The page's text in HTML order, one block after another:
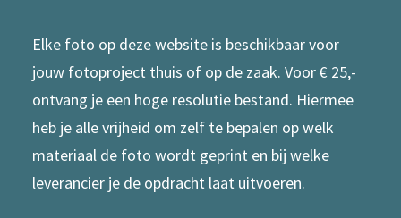
Elke foto op deze website is beschikbaar voor
jouw fotoproject thuis of op de zaak. Voor € 25,-
ontvang je een hoge resolutie bestand. Hiermee
heb je alle vrijheid om zelf te bepalen op welk
materiaal de foto wordt geprint en bij welke
leverancier je de opdracht laat uitvoeren.